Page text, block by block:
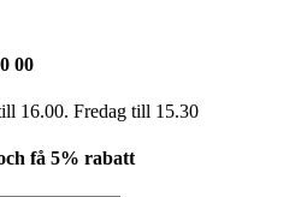
00
16.00. Fredag ​​till 15.30
få 5% rabatt